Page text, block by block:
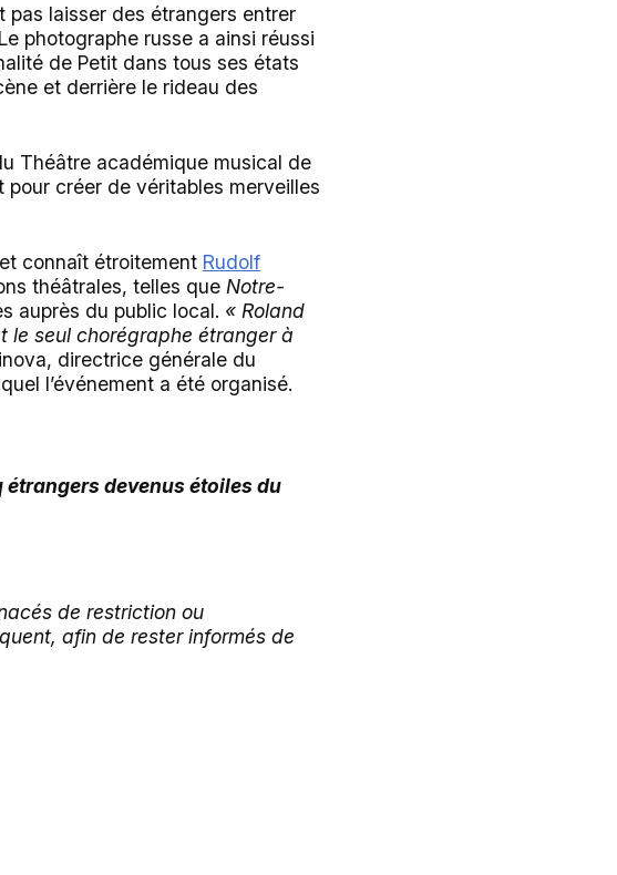
pas laisser des étrangers entrer
photographe russe a ainsi réussi
de Petit dans tous ses états
et derrière le rideau des
Théâtre académique musical de
pour créer de véritables merveilles
connaît étroitement Rudolf
théâtrales, telles que Notre-
auprès du public local. « Roland
le seul chorégraphe étranger à
directrice générale du
l’événement a été organisé.
étrangers devenus étoiles du
de restriction ou
afin de rester informés de